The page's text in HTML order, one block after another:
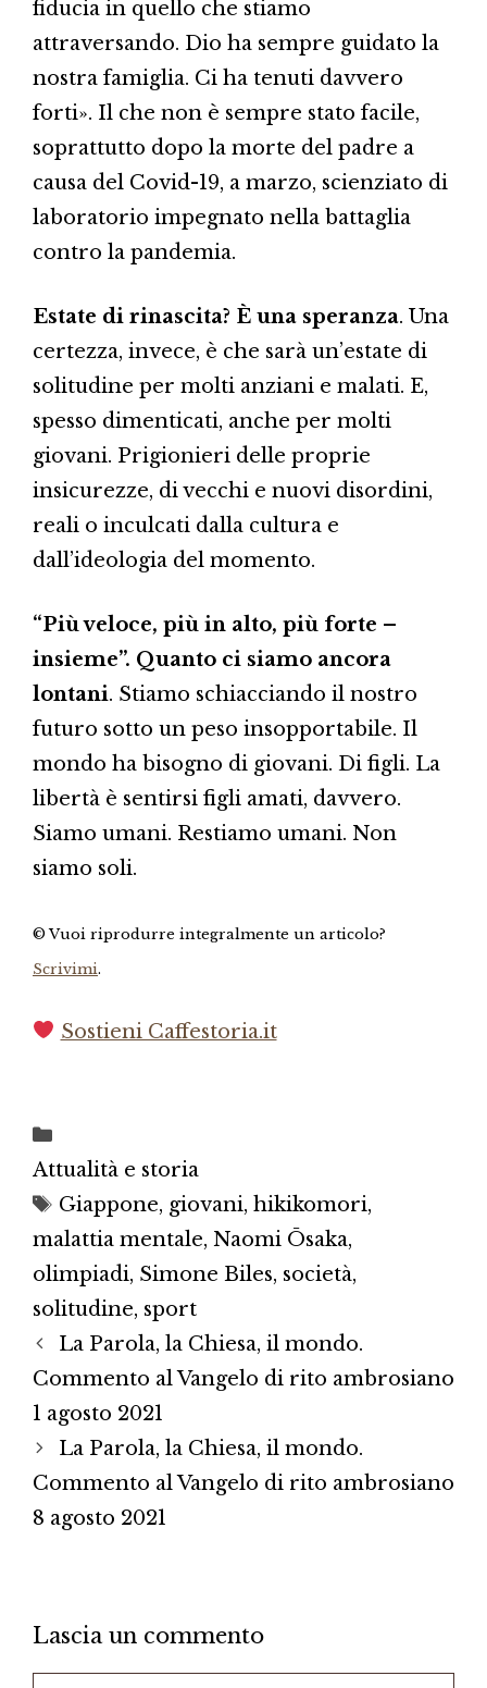
fiducia in quello che stiamo
attraversando. Dio ha sempre guidato la
nostra famiglia. Ci ha tenuti davvero
forti». Il che non è sempre stato facile,
soprattutto dopo la morte del padre a
causa del Covid-19, a marzo, scienziato di
laboratorio impegnato nella battaglia
contro la pandemia.
Estate di rinascita? È una speranza. Una
certezza, invece, è che sarà un’estate di
solitudine per molti anziani e malati. E,
spesso dimenticati, anche per molti
giovani. Prigionieri delle proprie
insicurezze, di vecchi e nuovi disordini,
reali o inculcati dalla cultura e
dall’ideologia del momento.
“Più veloce, più in alto, più forte –
insieme”. Quanto ci siamo ancora
lontani. Stiamo schiacciando il nostro
futuro sotto un peso insopportabile. Il
mondo ha bisogno di giovani. Di figli. La
libertà è sentirsi figli amati, davvero.
Siamo umani. Restiamo umani. Non
siamo soli.
© Vuoi riprodurre integralmente un articolo?
Scrivimi.
Sostieni Caffestoria.it
Attualità e storia
Tag
Giappone, giovani, hikikomori,
malattia mentale, Naomi Ōsaka,
olimpiadi, Simone Biles, società,
solitudine, sport
La Parola, la Chiesa, il mondo.
Commento al Vangelo di rito ambrosiano
1 agosto 2021
La Parola, la Chiesa, il mondo.
Commento al Vangelo di rito ambrosiano
8 agosto 2021
Lascia un commento